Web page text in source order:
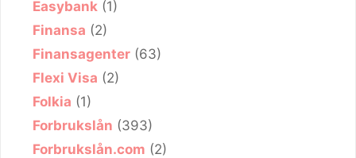
Easybank (1)
Finansa (2)
Finansagenter (63)
Flexi Visa (2)
Folkia (1)
Forbrukslån (393)
Forbrukslån.com (2)